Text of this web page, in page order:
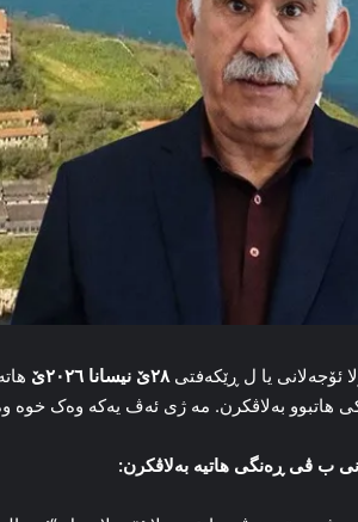
ئۆجەلانی یا ل ڕێکەفتی٢٨ێ نیسانا ٢٠٢٦ێ
هاتبوو بەلاڤکرن. مە ژی ئەڤ یەکە وەک خوە
ب ڤی ڕەنگی هاتیە بەلاڤکرن: